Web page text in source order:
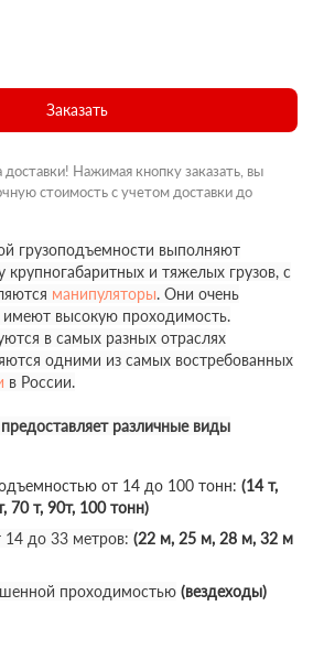
Заказать
Нажимая кнопку заказать, вы
стоимость с учетом доставки до
грузоподъемности выполняют
крупногабаритных и тяжелых грузов, с
манипуляторы. Они очень
имеют высокую проходимость.
в самых разных отраслях
одними из самых востребованных
в России.
различные виды
от 14 до 100 тонн: (14 т,
70 т, 90т, 100 тонн)
14 до 33 метров: (22 м, 25 м, 28 м, 32 м
проходимостью (вездеходы)